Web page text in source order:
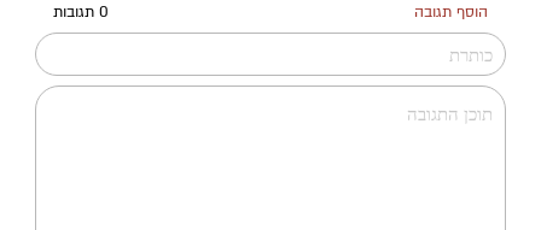
הוסף תגובה 0 תגובות